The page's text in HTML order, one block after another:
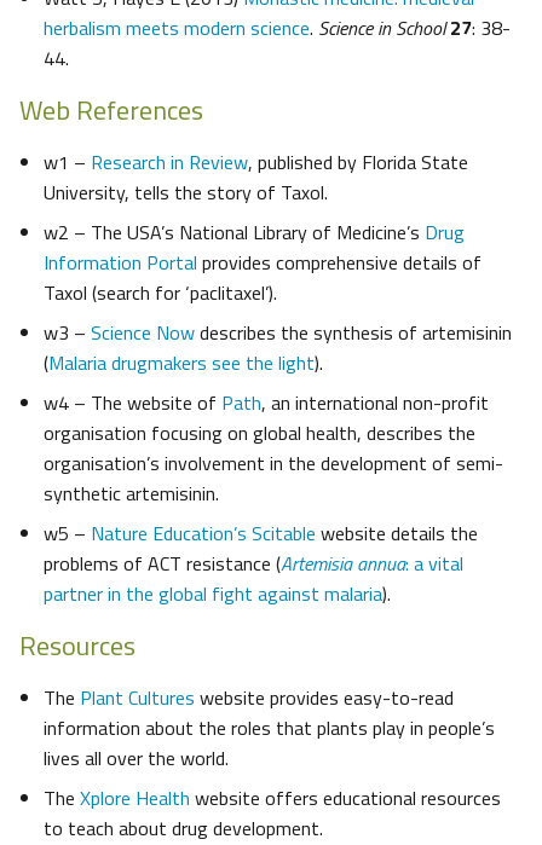
herbalism meets modern science. Science in School27: 38-
44.
Web References
w1 – Research in Review, published by Florida State
University, tells the story of Taxol.
w2 – The USA’s National Library of Medicine’s Drug
Information Portal provides comprehensive details of
Taxol (search for ‘paclitaxel’).
w3 – Science Nowdescribes the synthesis of artemisinin
(Malaria drugmakers see the light).
w4 – The website of Path, an international non-profit
organisation focusing on global health, describes the
organisation’s involvement in the development of semi-
synthetic artemisinin.
w5 – Nature Education’s Scitable website details the
problems of ACT resistance (Artemisia annua: a vital
partner in the global fight against malaria).
Resources
The Plant Cultures website provides easy-to-read
information about the roles that plants play in people’s
lives all over the world.
The Xplore Health website offers educational resources
to teach about drug development.